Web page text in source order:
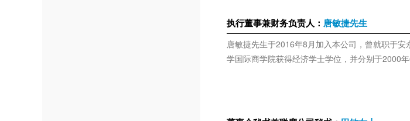
执行董事兼财务负责人： 唐敏捷先生
唐敏捷先生于2016年8月加入本公司，曾就职于
学国际商学院获得经济学士学位，并分别于2000